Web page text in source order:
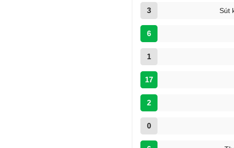
3 Sút
6
1
17
2
0